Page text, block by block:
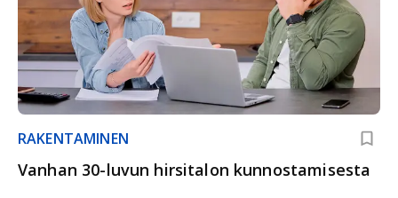
RAKENTAMINEN
Vanhan 30-luvun hirsitalon kunnostamisesta